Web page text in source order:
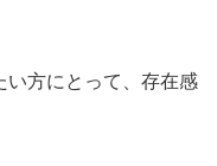
方にとって、存在感